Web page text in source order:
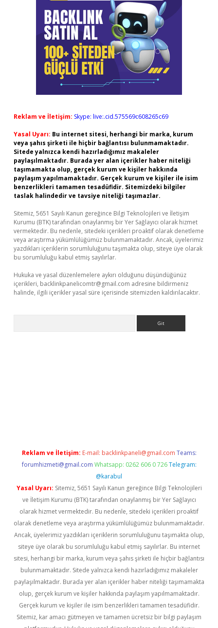
Reklam ve İletişim: Skype: live:.cid.575569c608265c69
Yasal Uyarı: Bu internet sitesi, herhangi bir marka, kurum
veya şahıs şirketi ile hiçbir bağlantısı bulunmamaktadır.
Sitede yalnızca kendi hazırladığımız makaleler
paylaşılmaktadır. Burada yer alan içerikler haber niteliği
taşımamakta olup, gerçek kurum ve kişiler hakkında
paylaşım yapılmamaktadır. Gerçek kurum ve kişiler ile isim
benzerlikleri tamamen tesadüfidir. Sitemizdeki bilgiler
taslak halindedir ve tavsiye niteliği taşımazlar.
Sitemiz, 5651 Sayılı Kanun gereğince Bilgi Teknolojileri ve İletişim
Kurumu (BTK) tarafından onaylanmış bir Yer Sağlayıcı olarak hizmet
vermektedir. Bu nedenle, sitedeki içerikleri proaktif olarak denetleme
veya araştırma yükümlülüğümüz bulunmamaktadır. Ancak, üyelerimiz
yazdıkları içeriklerin sorumluluğunu taşımakta olup, siteye üye olarak
bu sorumluluğu kabul etmiş sayılırlar.
Hukuka ve yasal düzenlemelere aykırı olduğunu düşündüğünüz
içerikleri, backlinkpanelicomtr@gmail.com adresine bildirmeniz
halinde, ilgili içerikler yasal süre içerisinde sitemizden kaldırılacaktır.
Reklam ve İletişim: E-mail: backlinkpaneli@gmail.com Teams:
forumhizmeti@gmail.com Whatsapp: 0262 606 0 726 Telegram:
@karabul
Yasal Uyarı: Sitemiz, 5651 Sayılı Kanun gereğince Bilgi Teknolojileri
ve İletişim Kurumu (BTK) tarafından onaylanmış bir Yer Sağlayıcı
olarak hizmet vermektedir. Bu nedenle, sitedeki içerikleri proaktif
olarak denetleme veya araştırma yükümlülüğümüz bulunmamaktadır.
Ancak, üyelerimiz yazdıkları içeriklerin sorumluluğunu taşımakta olup,
siteye üye olarak bu sorumluluğu kabul etmiş sayılırlar. Bu internet
sitesi, herhangi bir marka, kurum veya şahıs şirketi ile hiçbir bağlantısı
bulunmamaktadır. Sitede yalnızca kendi hazırladığımız makaleler
paylaşılmaktadır. Burada yer alan içerikler haber niteliği taşımamakta
olup, gerçek kurum ve kişiler hakkında paylaşım yapılmamaktadır.
Gerçek kurum ve kişiler ile isim benzerlikleri tamamen tesadüfidir.
Sitemiz, kar amacı gütmeyen ve tamamen ücretsiz bir bilgi paylaşım